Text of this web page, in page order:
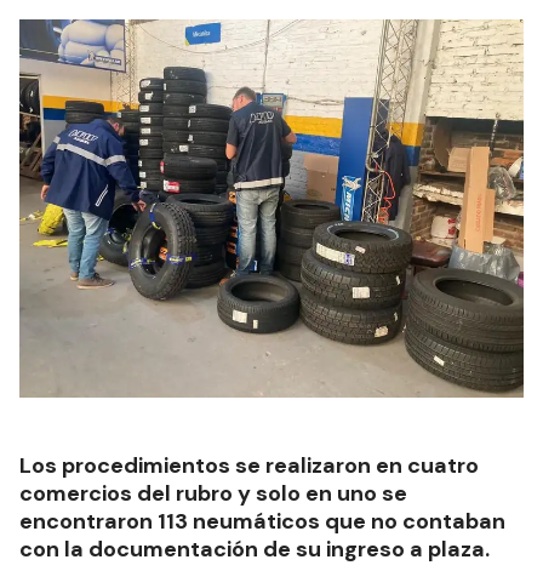
Los procedimientos se realizaron en cuatro
comercios del rubro y solo en uno se
encontraron 113 neumáticos que no contaban
con la documentación de su ingreso a plaza.